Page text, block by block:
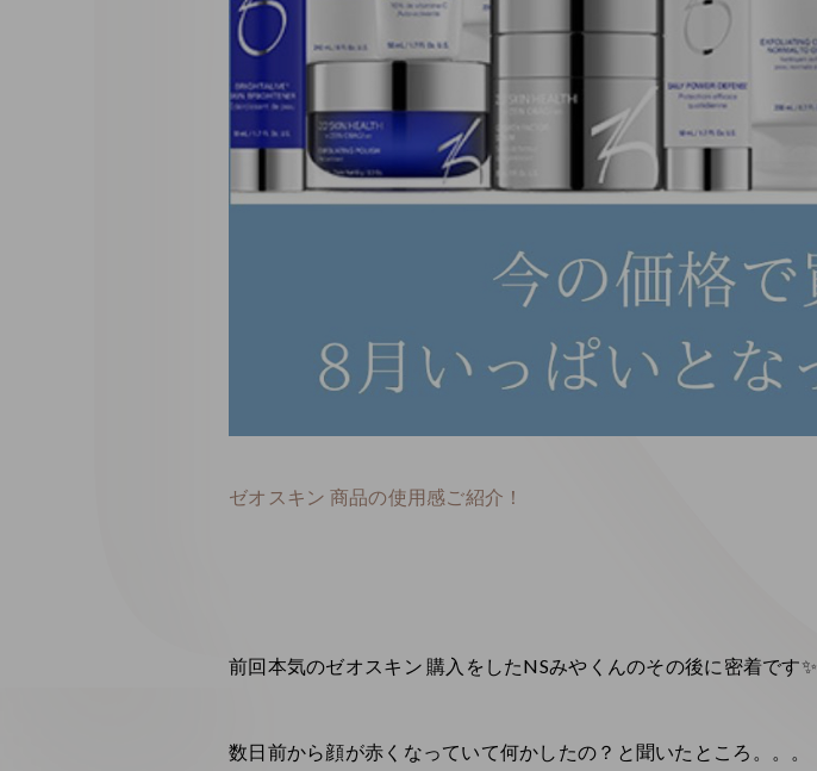
ゼオスキン 商品の使用感ご紹介！
前回本気のゼオスキン 購入をしたNSみやくんのその後に密着です✨
数日前から顔が赤くなっていて何かしたの？と聞いたところ。。。